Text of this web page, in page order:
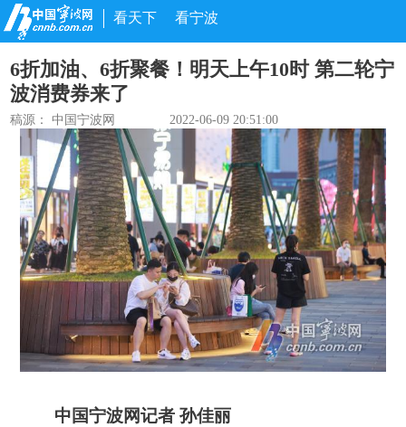
看天下 看宁波
6折加油、6折聚餐！明天上午10时 第二轮宁
波消费券来了
稿源： 中国宁波网 2022-06-09 20:51:00
中国宁波网记者 孙佳丽